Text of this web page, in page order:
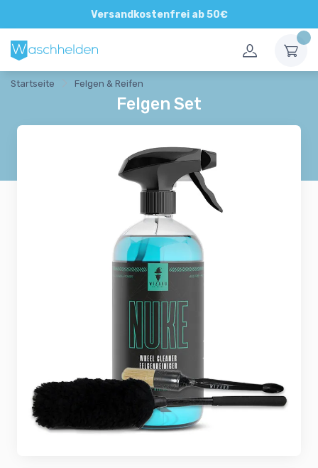
Versandkostenfrei ab 50€
Direkte und persönliche Beratung
Startseite Felgen & Reifen
Felgen Set